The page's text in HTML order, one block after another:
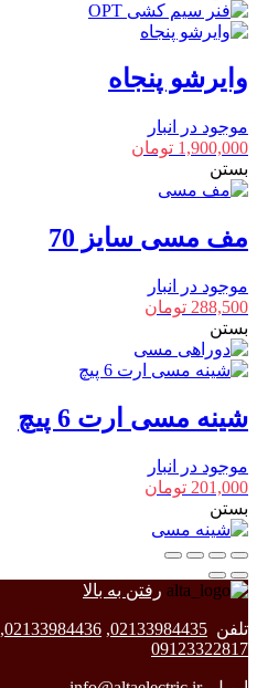
وایرشو پنجاه
موجود در انبار
1,900,000 تومان
بستن
مف مسی سایز 70
موجود در انبار
288,500 تومان
بستن
شینه مسی ارت 6 پیچ
موجود در انبار
201,000 تومان
بستن
رفتن به بالا
تلفن 02133984435
,
02133984436
,
09123322817